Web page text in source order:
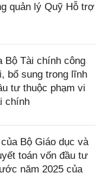
quản lý Quỹ Hỗ trợ
Bộ Tài chính công
bổ sung trong lĩnh
tư thuộc phạm vi
chính
Bộ Giáo dục và
toán vốn đầu tư
năm 2025 của